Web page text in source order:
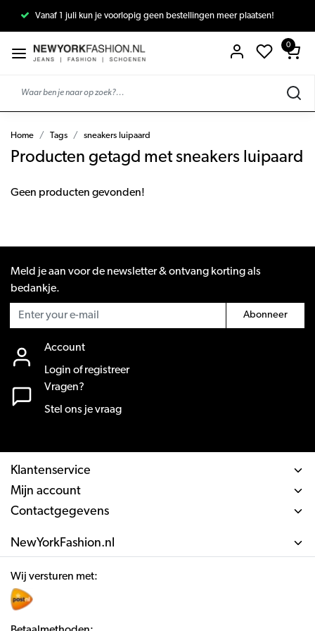
Vanaf 1 juli kun je voorlopig geen bestellingen meer plaatsen!
0
Home Tags sneakers luipaard
Producten getagd met sneakers luipaard
Geen producten gevonden!
Meld je aan voor de newsletter & ontvang korting als
bedankje.
Abonneer
Account
Login of registreer
Vragen?
Stel ons je vraag
Klantenservice
Mijn account
Contactgegevens
NewYorkFashion.nl
Wij versturen met: